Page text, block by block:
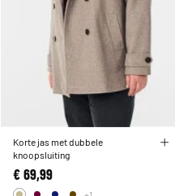
Korte jas met dubbele
knoopsluiting
€ 69,99